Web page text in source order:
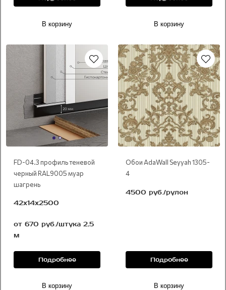
В корзину В корзину
FD-04.3 профиль теневой
черный RAL9005 муар
шагрень
42х14х2500
от 670 руб./штука 2,5
м
Подробнее
В корзину
Обои AdaWall Seyyah 1305-
4
4500 руб./рулон
Подробнее
В корзину